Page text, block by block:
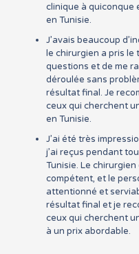
clinique à quiconque
en Tunisie.
J’avais beaucoup
le chirurgien a pris le
questions et de me
déroulée sans
résultat final. Je
ceux qui cherchent
en Tunisie.
J’ai été très
j’ai reçus pendant
Tunisie. Le
compétent, et le
attentionné et
résultat final et je
ceux qui cherchent
à un prix abordable.